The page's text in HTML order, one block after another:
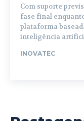
Com suporte
fase final
plataforma
inteligência
INOVATEC